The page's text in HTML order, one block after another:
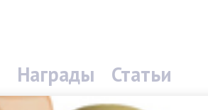
Награды Статьи